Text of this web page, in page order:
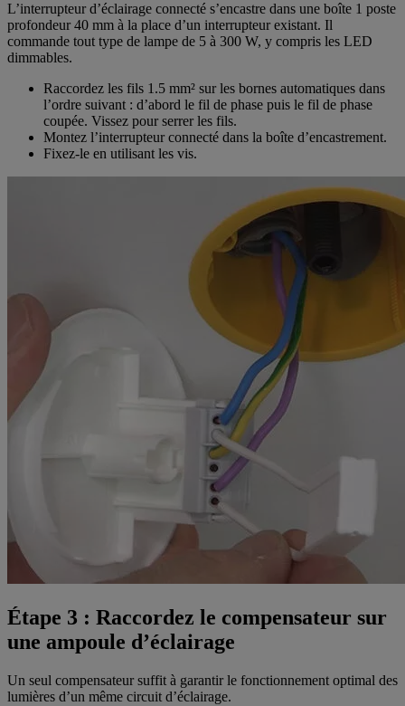
L’interrupteur d’éclairage connecté s’encastre dans une boîte 1 poste
profondeur 40 mm à la place d’un interrupteur existant. Il
commande tout type de lampe de 5 à 300 W, y compris les LED
dimmables.
Raccordez les fils 1.5 mm² sur les bornes automatiques dans
l’ordre suivant : d’abord le fil de phase puis le fil de phase
coupée. Vissez pour serrer les fils.
Montez l’interrupteur connecté dans la boîte d’encastrement.
Fixez-le en utilisant les vis.
Étape 3 : Raccordez le compensateur sur
une ampoule d’éclairage
Un seul compensateur suffit à garantir le fonctionnement optimal des
lumières d’un même circuit d’éclairage.